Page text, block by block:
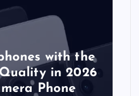
with the
in 2026
Phone